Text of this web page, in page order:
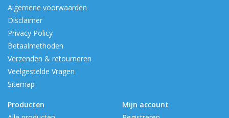
Algemene voorwaarden
Disclaimer
Privacy Policy
Betaalmethoden
Verzenden & retourneren
Veelgestelde Vragen
Sitemap
Producten
Mijn account